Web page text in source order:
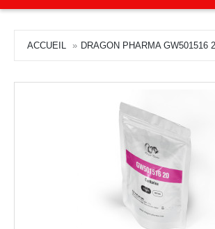
ACCUEIL DRAGON PHARMA GW501516